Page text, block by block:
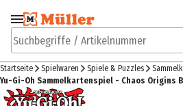
Zur Navigation
springen
Suchbegriffe / Artikelnummer
Startseite Spielwaren Spiele & Puzzles
Yu-Gi-Oh Sammelkartenspiel - Chaos Origins